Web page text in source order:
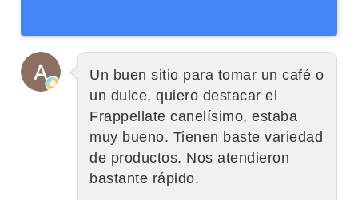
Un buen sitio para tomar un café o
un dulce, quiero destacar el
Frappellate canelísimo, estaba
muy bueno. Tienen baste variedad
de productos. Nos atendieron
bastante rápido.